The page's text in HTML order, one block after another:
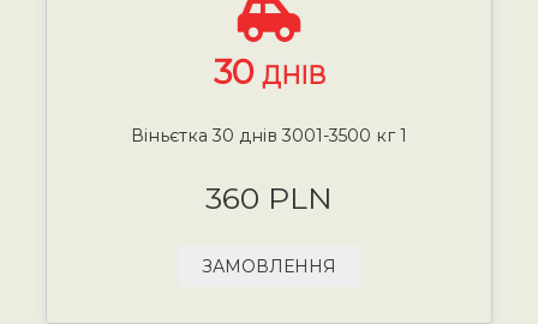
30 ДНІВ
Віньєтка 30 днів 3001-3500 кг 1
360 PLN
ЗАМОВЛЕННЯ